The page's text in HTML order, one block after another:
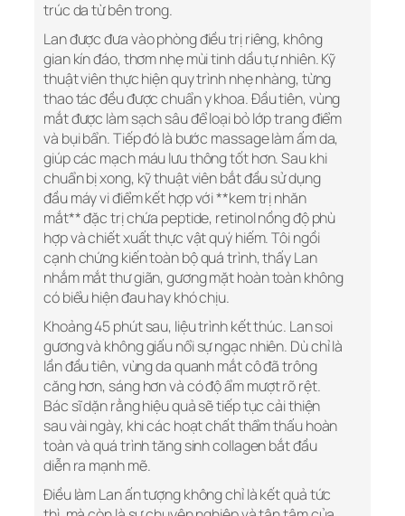
trúc da từ bên trong.
Lan được đưa vào phòng điều trị riêng, không
gian kín đáo, thơm nhẹ mùi tinh dầu tự nhiên. Kỹ
thuật viên thực hiện quy trình nhẹ nhàng, từng
thao tác đều được chuẩn y khoa. Đầu tiên, vùng
mắt được làm sạch sâu để loại bỏ lớp trang điểm
và bụi bẩn. Tiếp đó là bước massage làm ấm da,
giúp các mạch máu lưu thông tốt hơn. Sau khi
chuẩn bị xong, kỹ thuật viên bắt đầu sử dụng
đầu máy vi điểm kết hợp với **kem trị nhăn
mắt** đặc trị chứa peptide, retinol nồng độ phù
hợp và chiết xuất thực vật quý hiếm. Tôi ngồi
cạnh chứng kiến toàn bộ quá trình, thấy Lan
nhắm mắt thư giãn, gương mặt hoàn toàn không
có biểu hiện đau hay khó chịu.
Khoảng 45 phút sau, liệu trình kết thúc. Lan soi
gương và không giấu nổi sự ngạc nhiên. Dù chỉ là
lần đầu tiên, vùng da quanh mắt cô đã trông
căng hơn, sáng hơn và có độ ẩm mượt rõ rệt.
Bác sĩ dặn rằng hiệu quả sẽ tiếp tục cải thiện
sau vài ngày, khi các hoạt chất thẩm thấu hoàn
toàn và quá trình tăng sinh collagen bắt đầu
diễn ra mạnh mẽ.
Điều làm Lan ấn tượng không chỉ là kết quả tức